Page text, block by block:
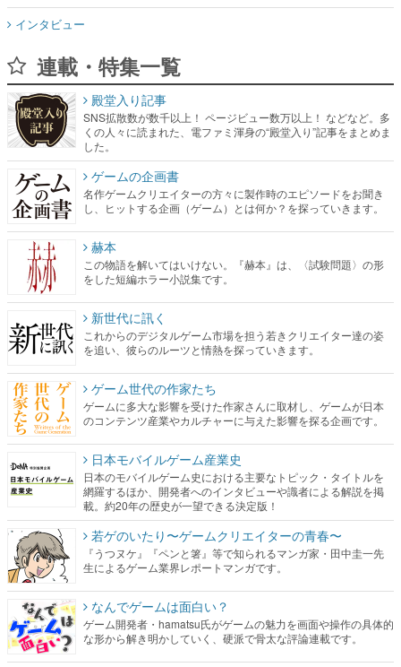
インタビュー
連載・特集一覧
殿堂入り記事
SNS拡散数が数千以上！ ページビュー数万以上！ などなど。多
くの人々に読まれた、電ファミ渾身の“殿堂入り”記事をまとめま
した。
ゲームの企画書
名作ゲームクリエイターの方々に製作時のエピソードをお聞き
し、ヒットする企画（ゲーム）とは何か？を探っていきます。
赫本
この物語を解いてはいけない。『赫本』は、〈試験問題〉の形
をした短編ホラー小説集です。
新世代に訊く
これからのデジタルゲーム市場を担う若きクリエイター達の姿
を追い、彼らのルーツと情熱を探っていきます。
ゲーム世代の作家たち
ゲームに多大な影響を受けた作家さんに取材し、ゲームが日本
のコンテンツ産業やカルチャーに与えた影響を探る企画です。
日本モバイルゲーム産業史
日本のモバイルゲーム史における主要なトピック・タイトルを
網羅するほか、開発者へのインタビューや識者による解説を掲
載。約20年の歴史が一望できる決定版！
若ゲのいたり〜ゲームクリエイターの青春〜
『うつヌケ』『ペンと箸』等で知られるマンガ家・田中圭一先
生によるゲーム業界レポートマンガです。
なんでゲームは面白い？
ゲーム開発者・hamatsu氏がゲームの魅力を画面や操作の具体的
な形から解き明かしていく、硬派で骨太な評論連載です。